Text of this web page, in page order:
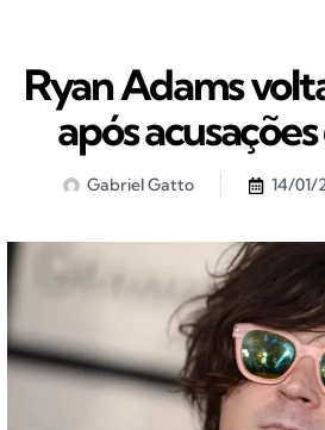
Ryan Adams
após
Gabriel Gatto 14/01/